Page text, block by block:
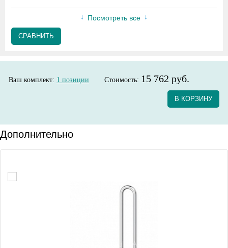
Посмотреть все
СРАВНИТЬ
Ваш комплект: 1 позиции Стоимость: 15 762 руб.
В КОРЗИНУ
Дополнительно